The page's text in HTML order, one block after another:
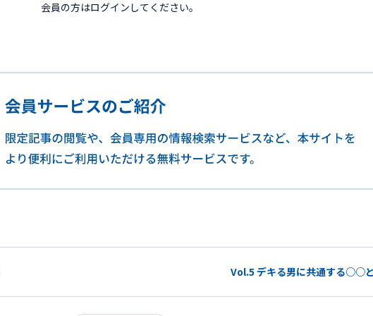
会員の方はログインしてください。
Vol.5 デキる男に共通する○○